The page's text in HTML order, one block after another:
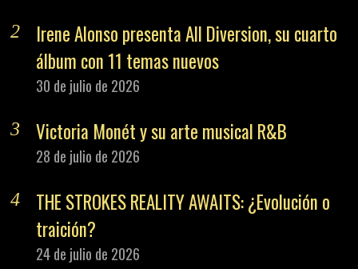
Irene Alonso presenta All Diversion, su cuarto
álbum con 11 temas nuevos
30 de julio de 2026
Victoria Monét y su arte musical R&B
28 de julio de 2026
THE STROKES REALITY AWAITS: ¿Evolución o
traición?
24 de julio de 2026